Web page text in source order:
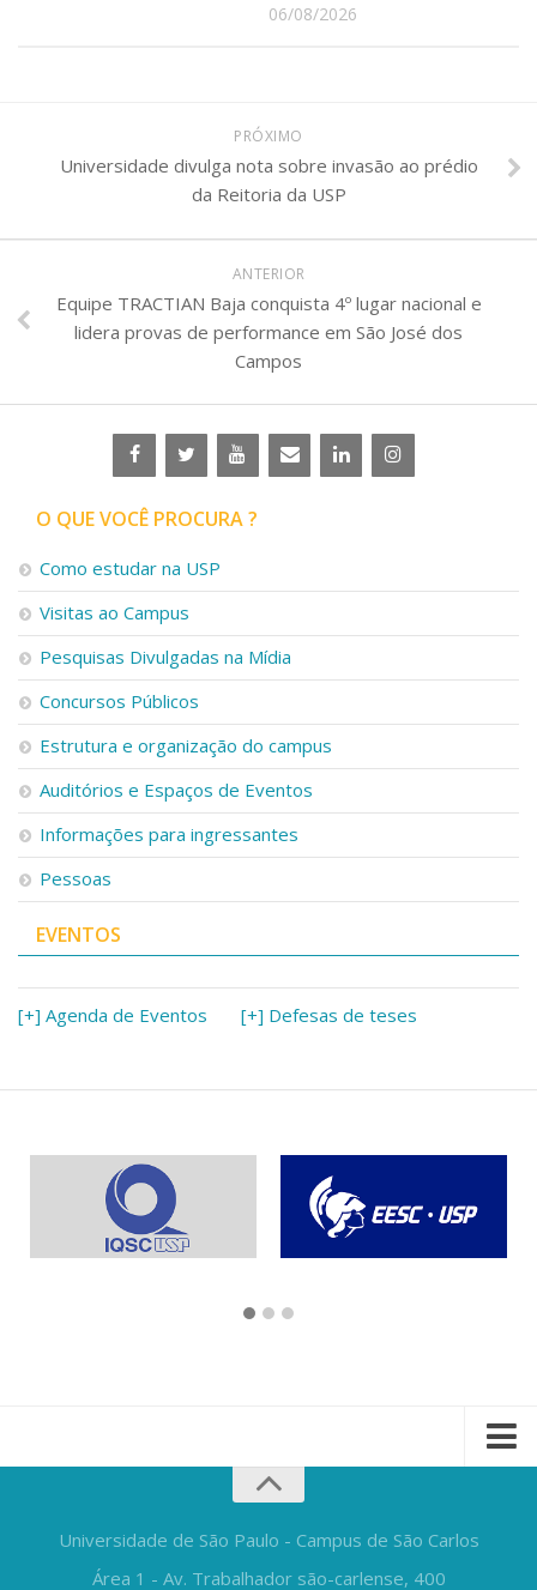
06/08/2026
PRÓXIMO
Universidade divulga nota sobre invasão ao prédio
da Reitoria da USP
ANTERIOR
Equipe TRACTIAN Baja conquista 4º lugar nacional e
lidera provas de performance em São José dos
Campos
O QUE VOCÊ PROCURA ?
Como estudar na USP
Visitas ao Campus
Pesquisas Divulgadas na Mídia
Concursos Públicos
Estrutura e organização do campus
Auditórios e Espaços de Eventos
Informações para ingressantes
Pessoas
EVENTOS
[+] Agenda de Eventos [+] Defesas de teses
Universidade de São Paulo - Campus de São Carlos
Área 1 - Av. Trabalhador são-carlense, 400